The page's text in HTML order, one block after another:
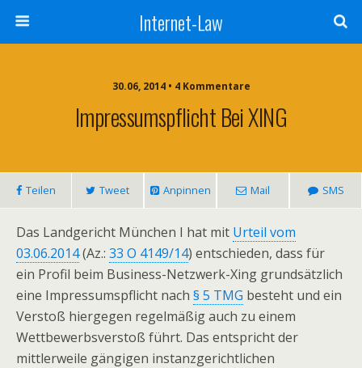
Internet-Law
30.06, 2014 • 4 Kommentare
Impressumspflicht Bei XING
Teilen Tweet Anpinnen Mail SMS
Das Landgericht München I hat mit Urteil vom
03.06.2014(Az.: 33 O 4149/14) entschieden, dass für
ein Profil beim Business-Netzwerk-Xing grundsätzlich
eine Impressumspflicht nach § 5 TMG besteht und ein
Verstoß hiergegen regelmäßig auch zu einem
Wettbewerbsverstoß führt. Das entspricht der
mittlerweile gängigen instanzgerichtlichen